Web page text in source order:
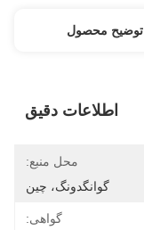
توضیح محصول
اطلاعات دقیق
محل منبع:
گوانگدونگ، چین
گواهی: